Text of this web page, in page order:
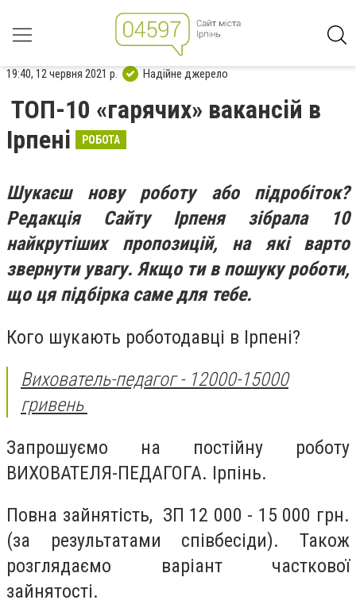
19:40, 12 червня 2021 р. Надійне джерело
ТОП-10 «гарячих» вакансій в
Ірпені
РОБОТА
Шукаєш нову роботу або підробіток?
Редакція Сайту Ірпеня зібрала 10
найкрутіших пропозицій, на які варто
звернути увагу. Якщо ти в пошуку роботи,
що ця підбірка саме для тебе.
Кого шукають роботодавці в Ірпені?
Вихователь-педагог - 12000-15000
гривень
Запрошуємо на постійну роботу
ВИХОВАТЕЛЯ-ПЕДАГОГА. Ірпінь.
Повна зайнятість, ЗП 12 000 - 15 000 грн.
(за результатами співбесіди). Також
розглядаємо варіант часткової
зайнятості.